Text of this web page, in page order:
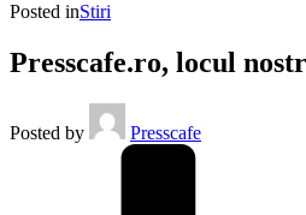
Posted inStiri
Presscafe.ro, locul
Posted by Presscafe